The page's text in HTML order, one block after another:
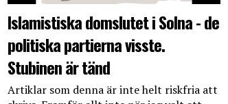
Islamistiska domslutet i Solna - de
politiska partierna visste.
Stubinen är tänd
Artiklar som denna är inte helt riskfria att